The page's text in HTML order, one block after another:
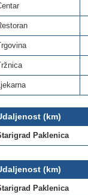
(km)
Paklenica
(km)
Paklenica